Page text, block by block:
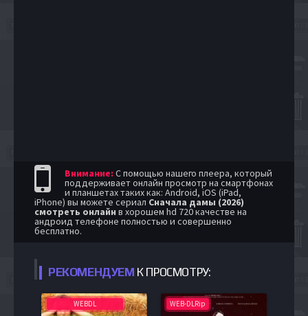
Внимание: С помощью нашего плеера, который
поддерживает онлайн просмотр на смартфонах
и планшетах таких как: Android, iOS (iPad,
iPhone) вы можете сериал Сначала дамы (2026)
смотреть онлайн в хорошем hd 720 качестве на
андроид телефоне полностью и совершенно
бесплатно.
РЕКОМЕНДУЕМ К ПРОСМОТРУ:
WEBDL
WEB-DLRip